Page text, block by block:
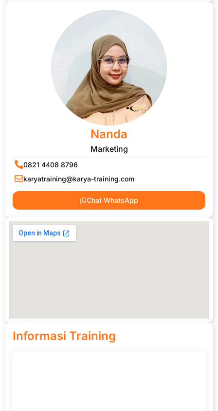
Nanda
Marketing
0821 4408 8796
karyatraining@karya-training.com
Chat WhatsApp
Informasi Training